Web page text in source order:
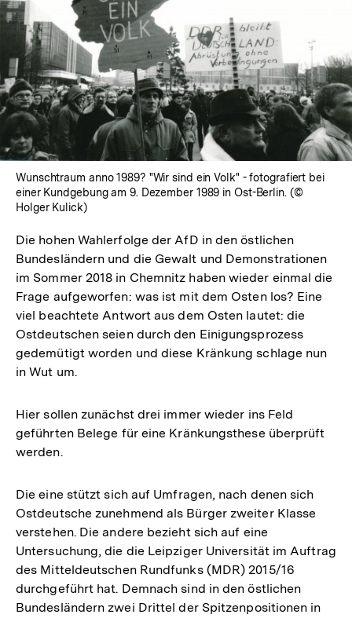
Wunschtraum anno 1989? "Wir sind ein Volk" - fotografiert bei
einer Kundgebung am 9. Dezember 1989 in Ost-Berlin. (©
Holger Kulick)
Die hohen Wahlerfolge der AfD in den östlichen
Bundesländern und die Gewalt und Demonstrationen
im Sommer 2018 in Chemnitz haben wieder einmal die
Frage aufgeworfen: was ist mit dem Osten los? Eine
viel beachtete Antwort aus dem Osten lautet: die
Ostdeutschen seien durch den Einigungsprozess
gedemütigt worden und diese Kränkung schlage nun
in Wut um.
Hier sollen zunächst drei immer wieder ins Feld
geführten Belege für eine Kränkungsthese überprüft
werden.
Die eine stützt sich auf Umfragen, nach denen sich
Ostdeutsche zunehmend als Bürger zweiter Klasse
verstehen. Die andere bezieht sich auf eine
Untersuchung, die die Leipziger Universität im Auftrag
des Mitteldeutschen Rundfunks (MDR) 2015/16
durchgeführt hat. Demnach sind in den östlichen
Bundesländern zwei Drittel der Spitzenpositionen in